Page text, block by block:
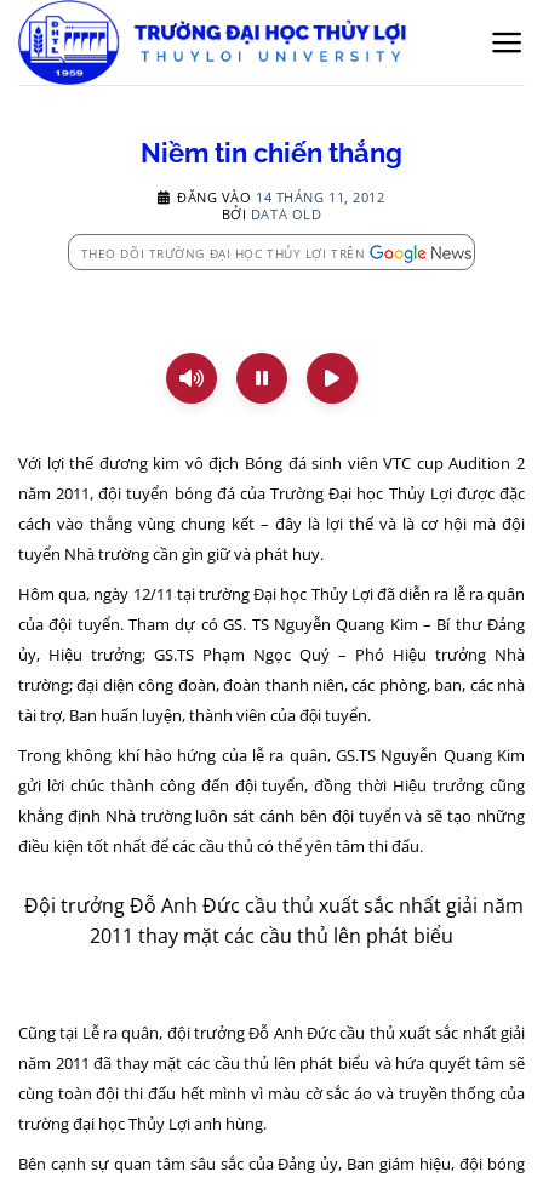
qua
nội
Niềm tin chiến thắng
ĐĂNG VÀO 14 THÁNG 11, 2012
BỞI DATA OLD
THEO DÕI TRƯỜNG ĐẠI HỌC THỦY LỢI TRÊN
Với lợi thế đương kim vô địch Bóng đá sinh viên VTC cup Audition 2
năm 2011, đội tuyển bóng đá của Trường Đại học Thủy Lợi được đặc
cách vào thẳng vùng chung kết – đây là lợi thế và là cơ hội mà đội
tuyển Nhà trường cần gìn giữ và phát huy.
Hôm qua, ngày 12/11 tại trường Đại học Thủy Lợi đã diễn ra lễ ra quân
của đội tuyển. Tham dự có GS. TS Nguyễn Quang Kim – Bí thư Đảng
ủy, Hiệu trưởng; GS.TS Phạm Ngọc Qu‎ý – Phó Hiệu trưởng Nhà
trường; đại diện công đoàn, đoàn thanh niên, các phòng, ban, các nhà
tài trợ, Ban huấn luyện, thành viên của đội tuyển.
Trong không khí hào hứng của lễ ra quân, GS.TS Nguyễn Quang Kim
gửi lời chúc thành công đến đội tuyển, đồng thời Hiệu trưởng cũng
khẳng định Nhà trường luôn sát cánh bên đội tuyển và sẽ tạo những
điều kiện tốt nhất để các cầu thủ có thể yên tâm thi đấu.
Đội trưởng Đỗ Anh Đức cầu thủ xuất sắc nhất giải năm
2011 thay mặt các cầu thủ lên phát biểu
Cũng tại Lễ ra quân, đội trưởng Đỗ Anh Đức cầu thủ xuất sắc nhất giải
năm 2011 đã thay mặt các cầu thủ lên phát biểu và hứa quyết tâm sẽ
cùng toàn đội thi đấu hết mình vì màu cờ sắc áo và truyền thống của
trường đại học Thủy Lợi anh hùng.
Bên cạnh sự quan tâm sâu sắc của Đảng ủy, Ban giám hiệu, đội bóng